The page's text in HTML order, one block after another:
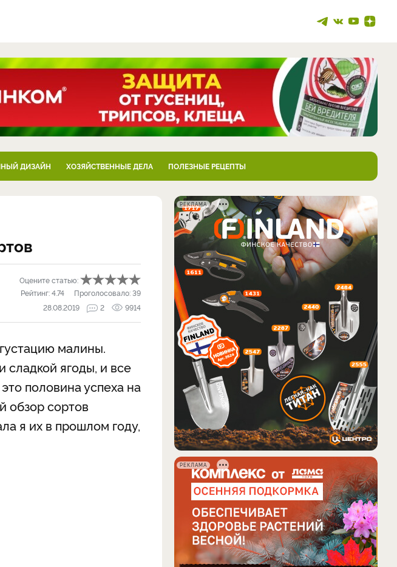
ДИЗАЙН ХОЗЯЙСТВЕННЫЕ ДЕЛА ПОЛЕЗНЫЕ РЕЦЕПТЫ
Оцените статью:
Рейтинг:4.74 Проголосовало:39
28.08.2019
2 9914
малины.
ягоды, и все
половина успеха на
обзор сортов
я их в прошлом году,
РЕКЛАМА
РЕКЛАМА